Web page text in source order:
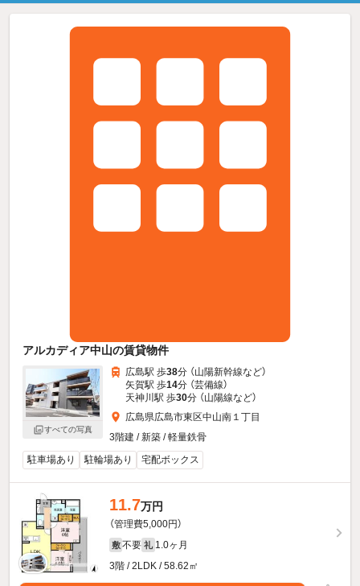
アルカディア中山の賃貸物件
すべての写真
広島駅 歩38分 （山陽新幹線など）
矢賀駅 歩14分 （芸備線）
天神川駅 歩30分 （山陽線など）
広島県広島市東区中山南１丁目
3階建 / 新築 / 軽量鉄骨
駐車場あり
駐輪場あり 宅配ボックス
11.7万円
（管理費5,000円）
敷 不要 礼 1.0ヶ月
3階 / 2LDK / 58.62㎡